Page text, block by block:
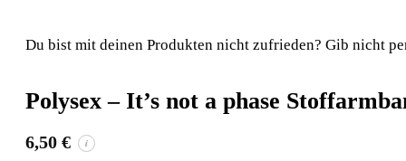
Du bist mit deinen Produkten nicht zufrieden? Gib nicht
Polysex – It’s not a phase
6,50 € i